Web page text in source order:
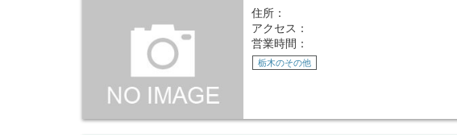
住所：
アクセス：
営業時間：
栃木のその他